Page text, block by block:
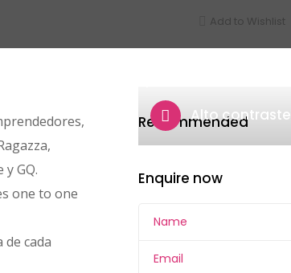
Add to Wishlist
GQ.
one to one
cada
Recommended
Alto contraste
Enquire now